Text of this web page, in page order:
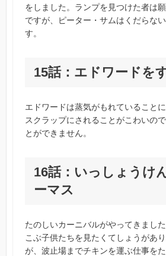
をしました。ランプを見つけた者は
ですが、ピーター・サムはくだらな
す。
15話：エドワードを
エドワードは蒸気がもれていること
スクラップにされることがこわいの
とができません。
16話：いっしょうけ
ーマス
たのしいカーニバルがやってきまし
こぶ子供たちを見たくてしょうがあ
が、波止場までチキンを運ぶ仕事を